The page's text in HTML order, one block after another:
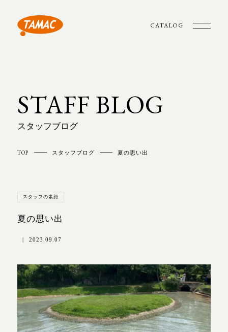
CATALOG
STAFF BLOG
スタッフブログ
TOP スタッフブログ 夏の思い出
スタッフの素顔
夏の思い出
| 2023.09.07